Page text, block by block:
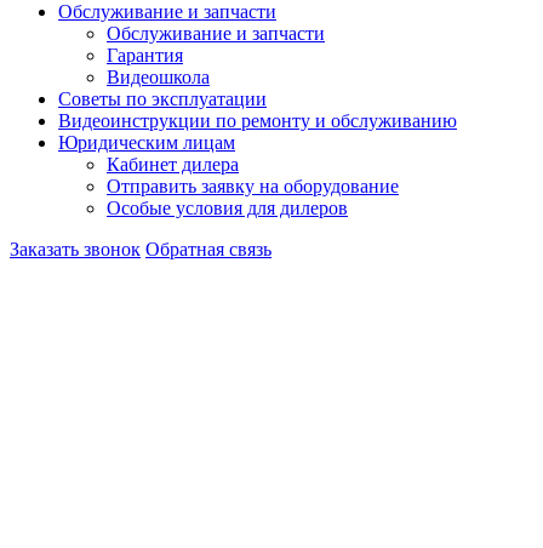
Обслуживание и запчасти
Обслуживание и запчасти
Гарантия
Видеошкола
Советы по эксплуатации
Видеоинструкции по ремонту и обслуживанию
Юридическим лицам
Кабинет дилера
Отправить заявку на оборудование
Особые условия для дилеров
Заказать звонок Обратная связь